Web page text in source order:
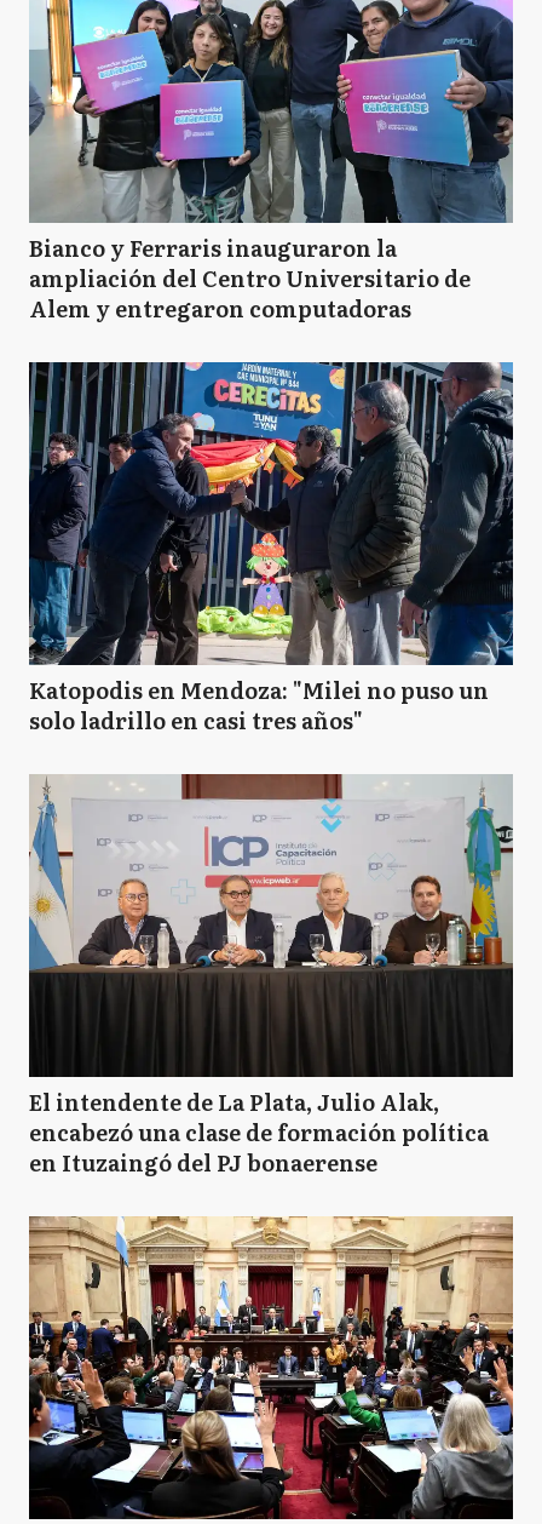
Bianco y Ferraris inauguraron la
ampliación del Centro Universitario de
Alem y entregaron computadoras
Katopodis en Mendoza: "Milei no puso un
solo ladrillo en casi tres años"
El intendente de La Plata, Julio Alak,
encabezó una clase de formación política
en Ituzaingó del PJ bonaerense